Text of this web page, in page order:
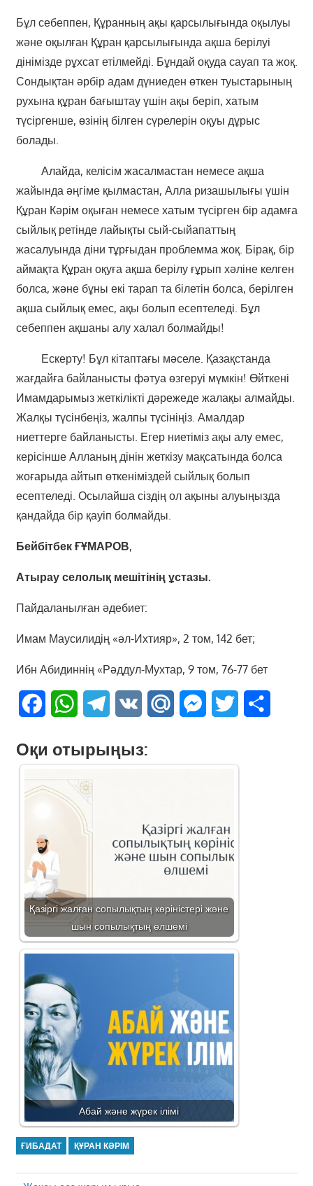
Бұл себеппен, Құранның ақы қарсылығында оқылуы
және оқылған Құран қарсылығында ақша берілуі
дінімізде рұхсат етілмейді. Бұндай оқуда сауап та жоқ.
Сондықтан әрбір адам дүниеден өткен туыстарының
рухына құран бағыштау үшін ақы беріп, хатым
түсіргенше, өзінің білген сүрелерін оқуы дұрыс
болады.
Алайда, келісім жасалмастан немесе ақша
жайында әңгіме қылмастан, Алла ризашылығы үшін
Құран Кәрім оқыған немесе хатым түсірген бір адамға
сыйлық ретінде лайықты сый-сыйапаттың
жасалуында діни тұрғыдан проблемма жоқ. Бірақ, бір
аймақта Құран оқуға ақша берілу ғұрып хәліне келген
болса, және бұны екі тарап та білетін болса, берілген
ақша сыйлық емес, ақы болып есептеледі. Бұл
себеппен ақшаны алу халал болмайды!
Ескерту! Бұл кітаптағы мәселе. Қазақстанда
жағдайға байланысты фәтуа өзгеруі мүмкін! Өйткені
Имамдарымыз жеткілікті дәрежеде жалақы алмайды.
Жалқы түсінбеңіз, жалпы түсініңіз. Амалдар
ниеттерге байланысты. Егер ниетіміз ақы алу емес,
керісінше Алланың дінін жеткізу мақсатында болса
жоғарыда айтып өткеніміздей сыйлық болып
есептеледі. Осылайша сіздің ол ақыны алуыңызда
қандайда бір қауіп болмайды.
Бейбітбек ҒҰМАРОВ,
Атырау селолық мешітінің ұстазы.
Пайдаланылған әдебиет:
Имам Маусилидің «әл-Ихтияр», 2 том, 142 бет;
Ибн Абидиннің «Рәддул-Мухтар, 9 том, 76-77 бет
FacebookWhatsAppTelegram
VK Mail.Ru Messenger
Twitter
Оқи отырыңыз:
Қазіргі жалған сопылықтың көріністері және
шын сопылықтың өлшемі
Абай және жүрек ілімі
ҒИБАДАТ ҚҰРАН КӘРІМ